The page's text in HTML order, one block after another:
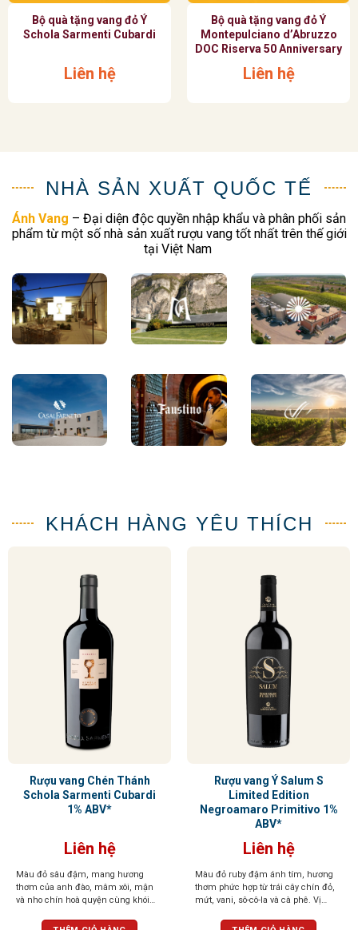
Bộ quà tặng vang đỏ Ý
Schola Sarmenti Cubardi
Liên hệ
Bộ quà tặng vang đỏ Ý
Montepulciano d’Abruzzo
DOC Riserva 50 Anniversary
Liên hệ
NHÀ SẢN XUẤT QUỐC TẾ
Ánh Vang – Đại diện độc quyền nhập khẩu và phân phối sản
phẩm từ một số nhà sản xuất rượu vang tốt nhất trên thế giới
tại Việt Nam
KHÁCH HÀNG YÊU THÍCH
Rượu vang Chén Thánh
Schola Sarmenti Cubardi
1% ABV*
Liên hệ
Màu đỏ sâu đậm, mang hương
thơm của anh đào, mâm xôi, mận
và nho chín hoà quyện cùng khói
Rượu vang Ý Salum S
Limited Edition
Negroamaro Primitivo 1%
ABV*
Liên hệ
Màu đỏ ruby đậm ánh tím, hương
thơm phức hợp từ trái cây chín đỏ,
mứt, vani, sô-cô-la và cà phê. Vị
hài hòa và sâu lắng.